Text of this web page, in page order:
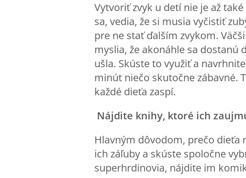
Vytvoriť zvyk u detí nie je až
sa, vedia, že si musia vyčistiť
pre ne stať ďalším zvykom.
myslia, že akonáhle sa dostanú
ušla. Skúste to využiť a
minút niečo skutočne zábavné.
každé dieťa zaspí.
Nájdite knihy, ktoré ich
Hlavným dôvodom, prečo dieťa
ich záľuby a skúste spoločne
superhrdinovia, nájdite im